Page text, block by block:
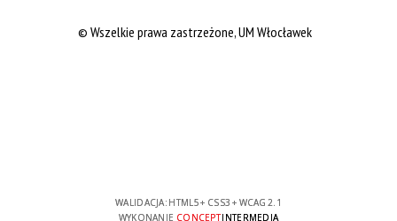
© Wszelkie prawa zastrzeżone, UM Włocławek
WALIDACJA: HTML5+ CSS3 + WCAG 2.1
WYKONANIE CONCEPTINTERMEDIA